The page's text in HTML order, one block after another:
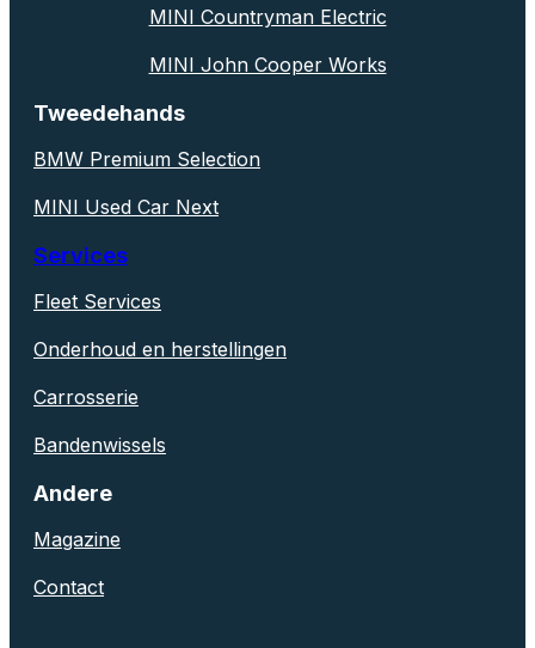
MINI Countryman Electric
MINI John Cooper Works
Tweedehands
BMW Premium Selection
MINI Used Car Next
Services
Fleet Services
Onderhoud en herstellingen
Carrosserie
Bandenwissels
Andere
Magazine
Contact